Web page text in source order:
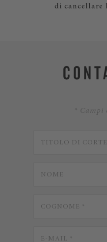
di cancellare
*